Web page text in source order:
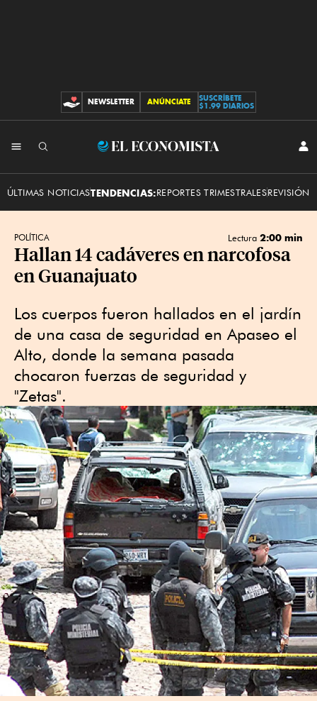
CONTRIBUCIONES
NEWSLETTER ANÚNCIATE
SUSCRÍBETE
$1.99 DIARIOS
El
ÚLTIMAS NOTICIASTENDENCIAS:REPORTES TRIMESTRALESREVISIÓN
POLÍTICA Lectura 2:00 min
Hallan 14 cadáveres en narcofosa
en Guanajuato
Los cuerpos fueron hallados en el jardín
de una casa de seguridad en Apaseo el
Alto, donde la semana pasada
chocaron fuerzas de seguridad y
"Zetas".